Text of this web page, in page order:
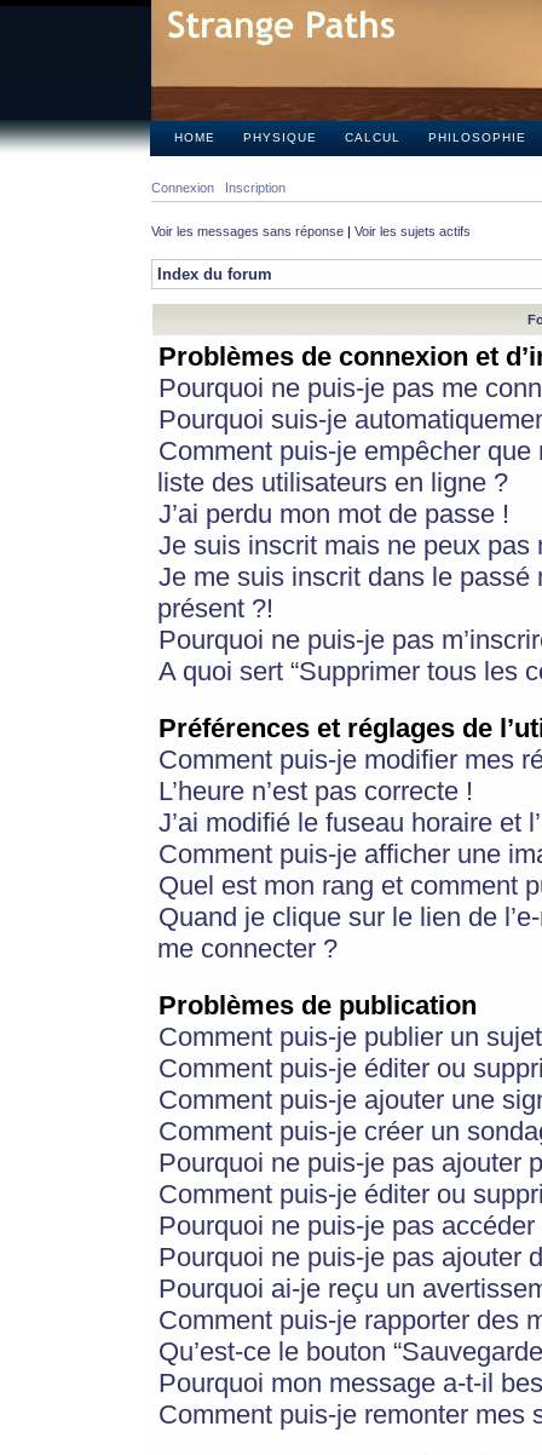
HOME PHYSIQUE CALCUL PHILOSOPHIE
Connexion Inscription
Voir les messages sans réponse | Voir les sujets actifs
Index du forum
Problèmes de connexion et
Pourquoi ne puis-je pas me
Pourquoi suis-je
Comment puis-je empêcher
liste des utilisateurs en ligne ?
J’ai perdu mon mot de passe !
Je suis inscrit mais ne peux pas
Je me suis inscrit dans le
présent ?!
Pourquoi ne puis-je pas
A quoi sert “Supprimer tous les
Préférences et réglages de
Comment puis-je modifier mes
L’heure n’est pas correcte !
J’ai modifié le fuseau horaire et
Comment puis-je afficher une
Quel est mon rang et comment
Quand je clique sur le lien de
me connecter ?
Problèmes de publication
Comment puis-je publier un
Comment puis-je éditer ou
Comment puis-je ajouter une
Comment puis-je créer un
Pourquoi ne puis-je pas ajouter
Comment puis-je éditer ou
Pourquoi ne puis-je pas
Pourquoi ne puis-je pas ajouter
Pourquoi ai-je reçu un
Comment puis-je rapporter des
Qu’est-ce le bouton
Pourquoi mon message a-t-il
Comment puis-je remonter mes